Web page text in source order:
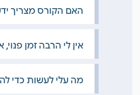
האם הקורס מצריך
אין לי הרבה זמן
מה עלי לעשות כדי